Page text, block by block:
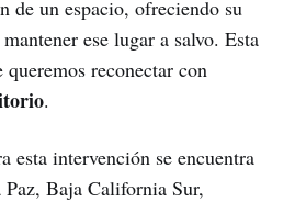
de un espacio, ofreciendo su
ese lugar a salvo. Esta
reconectar con
.
esta intervención se encuentra
Baja California Sur,